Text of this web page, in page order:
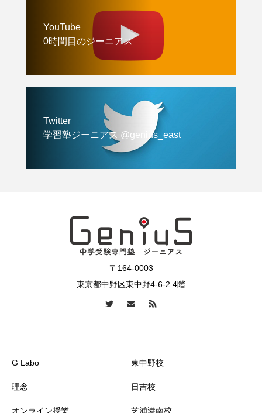
YouTube
0時間目のジーニアス
Twitter
学習塾ジーニアス @genius_east
〒164-0003
東京都中野区東中野4-6-2 4階
G Labo
理念
オンライン授業
東中野校
日吉校
芝浦港南校